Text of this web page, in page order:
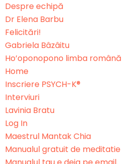
Despre echipă
Dr Elena Barbu
Felicitări!
Gabriela Bâzâitu
Ho’oponopono limba română
Home
Inscriere PSYCH-K®
Interviuri
Lavinia Bratu
Log In
Maestrul Mantak Chia
Manualul gratuit de meditatie